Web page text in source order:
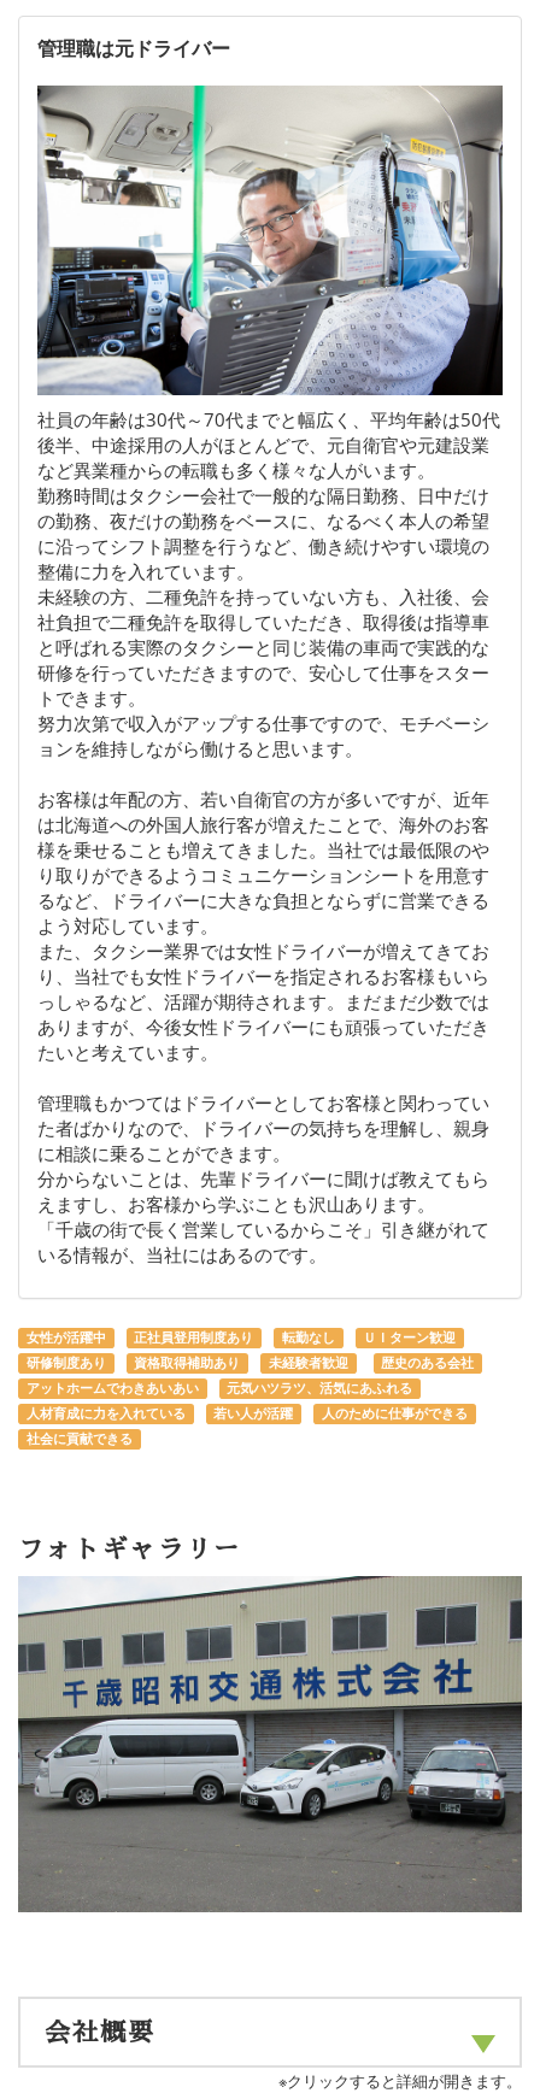
管理職は元ドライバー
社員の年齢は30代～70代までと幅広く、平均年齢は50代
後半、中途採用の人がほとんどで、元自衛官や元建設業
など異業種からの転職も多く様々な人がいます。
勤務時間はタクシー会社で一般的な隔日勤務、日中だけ
の勤務、夜だけの勤務をベースに、なるべく本人の希望
に沿ってシフト調整を行うなど、働き続けやすい環境の
整備に力を入れています。
未経験の方、二種免許を持っていない方も、入社後、会
社負担で二種免許を取得していただき、取得後は指導車
と呼ばれる実際のタクシーと同じ装備の車両で実践的な
研修を行っていただきますので、安心して仕事をスター
トできます。
努力次第で収入がアップする仕事ですので、モチベーシ
ョンを維持しながら働けると思います。
お客様は年配の方、若い自衛官の方が多いですが、近年
は北海道への外国人旅行客が増えたことで、海外のお客
様を乗せることも増えてきました。当社では最低限のや
り取りができるようコミュニケーションシートを用意す
るなど、ドライバーに大きな負担とならずに営業できる
よう対応しています。
また、タクシー業界では女性ドライバーが増えてきてお
り、当社でも女性ドライバーを指定されるお客様もいら
っしゃるなど、活躍が期待されます。まだまだ少数では
ありますが、今後女性ドライバーにも頑張っていただき
たいと考えています。
管理職もかつてはドライバーとしてお客様と関わってい
た者ばかりなので、ドライバーの気持ちを理解し、親身
に相談に乗ることができます。
分からないことは、先輩ドライバーに聞けば教えてもら
えますし、お客様から学ぶことも沢山あります。
「千歳の街で長く営業しているからこそ」引き継がれて
いる情報が、当社にはあるのです。
女性が活躍中 正社員登用制度あり 転勤なし
ＵＩターン歓迎
研修制度あり
資格取得補助あり 未経験者歓迎
歴史のある会社
アットホームでわきあいあい
元気ハツラツ、活気にあふれる
人材育成に力を入れている
若い人が活躍
人のために仕事ができる
社会に貢献できる
フォトギャラリー
会社概要
※クリックすると詳細が開きます。